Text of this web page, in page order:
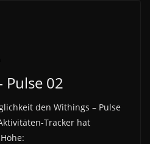
Pulse 02
den Withings – Pulse
Tracker hat